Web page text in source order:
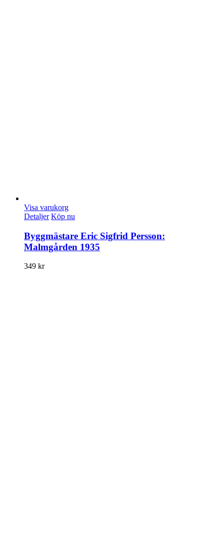
Visa varukorg
Detaljer Köp nu
Byggmästare Eric Sigfrid Persson:
Malmgården 1935
349 kr